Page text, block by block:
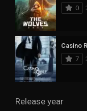
0
Casino
7
Release year